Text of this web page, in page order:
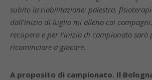
subito la riabilitazione: palestra,
dall’inizio di luglio mi alleno coi
recupero e per l’inizio di campionato sarò
ricominciare a giocare.
A proposito di campionato. Il